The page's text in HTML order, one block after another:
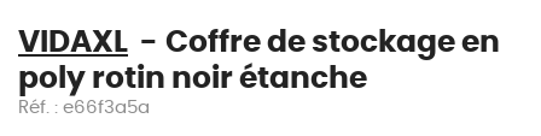
VIDAXL
Coffre de stockage en
poly rotin noir étanche
Réf. : e66f3a5a